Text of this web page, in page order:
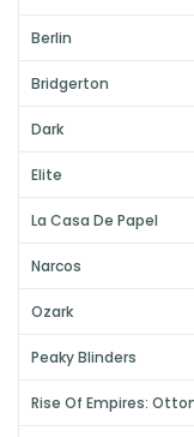
Berlin
Bridgerton
Dark
Elite
La Casa De Papel
Narcos
Ozark
Peaky Blinders
Rise Of Empires: